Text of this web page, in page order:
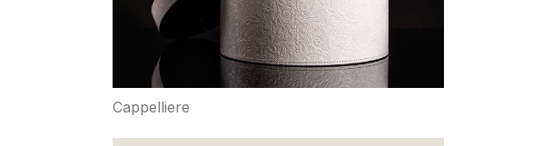
Cappelliere